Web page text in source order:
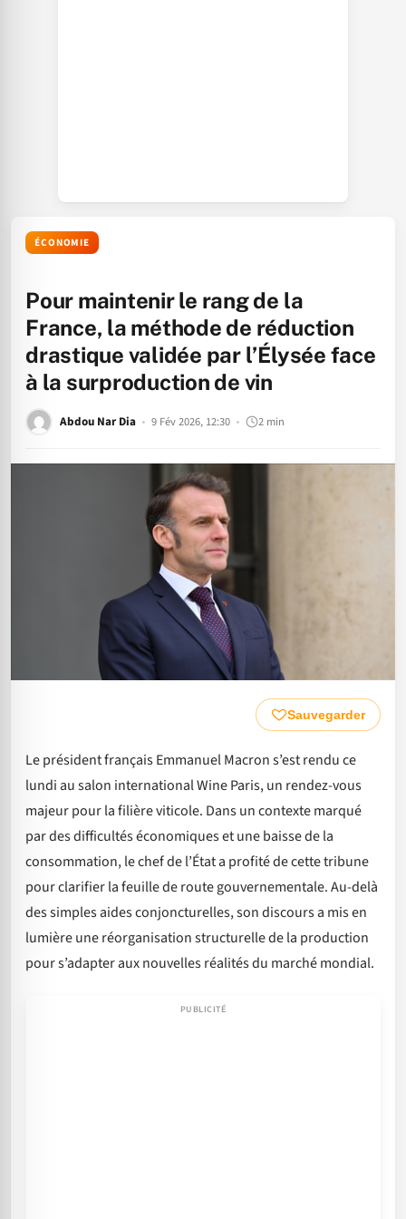
ÉCONOMIE
Pour maintenir le rang de la
France, la méthode de réduction
drastique validée par l’Élysée face
à la surproduction de vin
Abdou Nar Dia 9 Fév 2026, 12:30 2 min
Sauvegarder
Le président français Emmanuel Macron s’est rendu ce
lundi au salon international Wine Paris, un rendez-vous
majeur pour la filière viticole. Dans un contexte marqué
par des difficultés économiques et une baisse de la
consommation, le chef de l’État a profité de cette tribune
pour clarifier la feuille de route gouvernementale. Au-delà
des simples aides conjoncturelles, son discours a mis en
lumière une réorganisation structurelle de la production
pour s’adapter aux nouvelles réalités du marché mondial.